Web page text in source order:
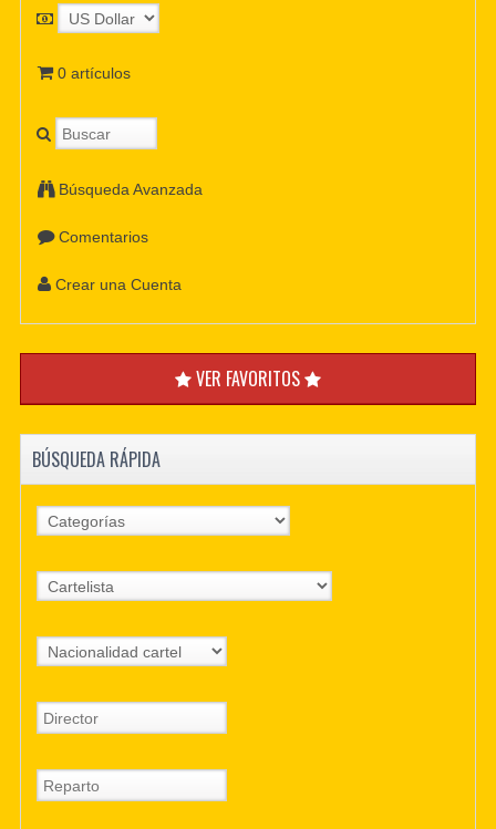
0 artículos
Búsqueda Avanzada
Comentarios
Crear una Cuenta
VER FAVORITOS
BÚSQUEDA RÁPIDA